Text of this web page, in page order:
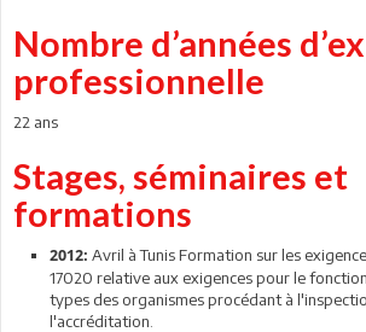
Nombre d’années
professionnelle
22 ans
Stages, séminaires et
formations
2012: Avril à Tunis Formation sur les
17020 relative aux exigences pour le
types des organismes procédant à
l'accréditation.